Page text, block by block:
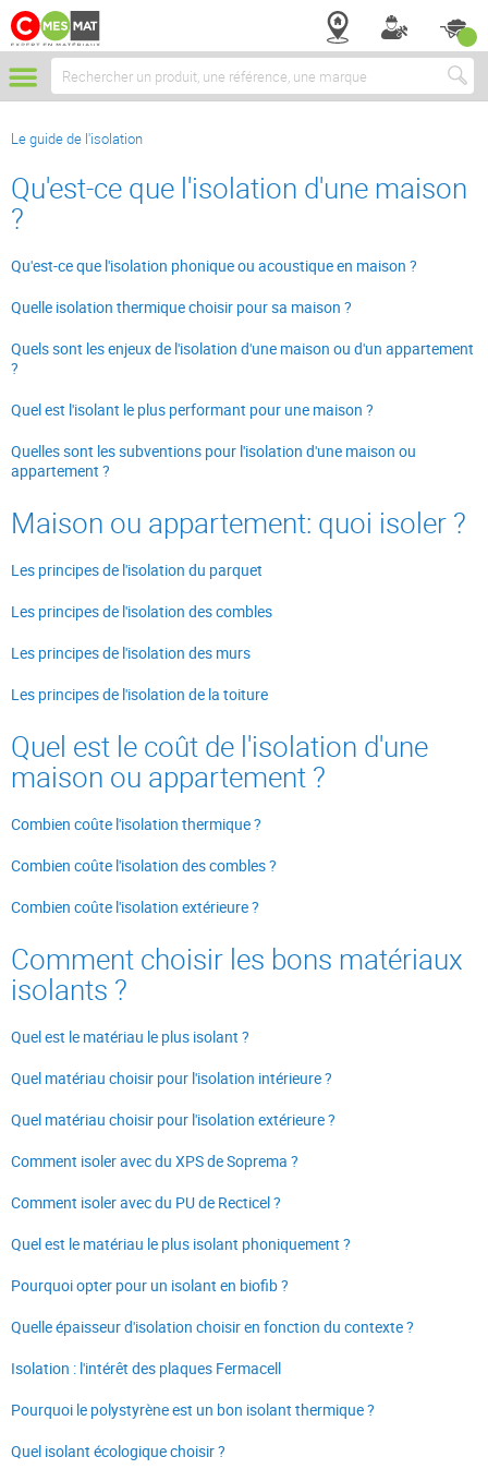
Chercher
Le guide de l'isolation
Qu'est-ce que l'isolation d'une maison
?
Qu'est-ce que l'isolation phonique ou acoustique en maison ?
Quelle isolation thermique choisir pour sa maison ?
Quels sont les enjeux de l'isolation d'une maison ou d'un appartement
?
Quel est l'isolant le plus performant pour une maison ?
Quelles sont les subventions pour l'isolation d'une maison ou
appartement ?
Maison ou appartement: quoi isoler ?
Les principes de l'isolation du parquet
Les principes de l'isolation des combles
Les principes de l'isolation des murs
Les principes de l'isolation de la toiture
Quel est le coût de l'isolation d'une
maison ou appartement ?
Combien coûte l'isolation thermique ?
Combien coûte l'isolation des combles ?
Combien coûte l'isolation extérieure ?
Comment choisir les bons matériaux
isolants ?
Quel est le matériau le plus isolant ?
Quel matériau choisir pour l'isolation intérieure ?
Quel matériau choisir pour l'isolation extérieure ?
Comment isoler avec du XPS de Soprema ?
Comment isoler avec du PU de Recticel ?
Quel est le matériau le plus isolant phoniquement ?
Pourquoi opter pour un isolant en biofib ?
Quelle épaisseur d'isolation choisir en fonction du contexte ?
Isolation : l'intérêt des plaques Fermacell
Pourquoi le polystyrène est un bon isolant thermique ?
Quel isolant écologique choisir ?